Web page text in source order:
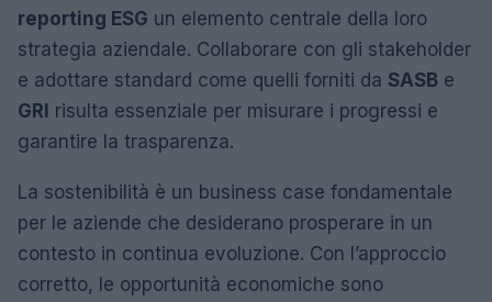
reporting ESG un elemento centrale della loro
strategia aziendale. Collaborare con gli stakeholder
e adottare standard come quelli forniti da SASB e
GRI risulta essenziale per misurare i progressi e
garantire la trasparenza.
La sostenibilità è un business case fondamentale
per le aziende che desiderano prosperare in un
contesto in continua evoluzione. Con l’approccio
corretto, le opportunità economiche sono